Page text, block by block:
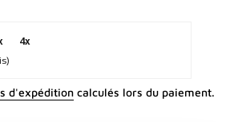
4x
d'expédition calculés lors du paiement.